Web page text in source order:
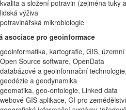
kvalita a složení potravin (zejména tuky
lidská výživa
potravinářská
asociace pro geoinformace
geoinformatika, kartografie, GIS,
Open Source software, OpenData
databázové a geoinformační
geodézie a geodynamika
geomatika, geo-ontologie, Linked data
webové GIS aplikace, GI pro